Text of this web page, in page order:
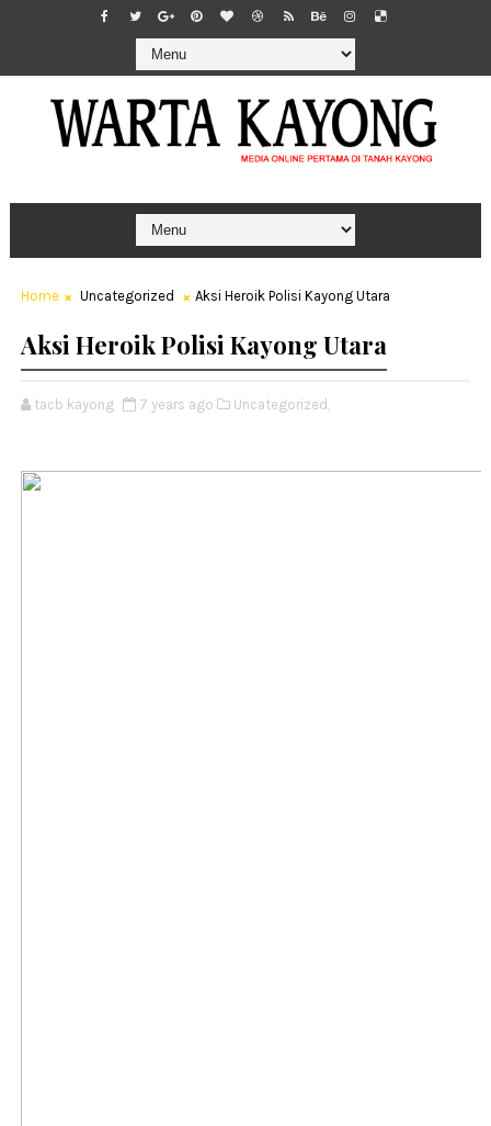
Home Uncategorized Aksi Heroik Polisi Kayong Utara
Aksi Heroik Polisi Kayong Utara
tacb kayong 7 years ago Uncategorized,